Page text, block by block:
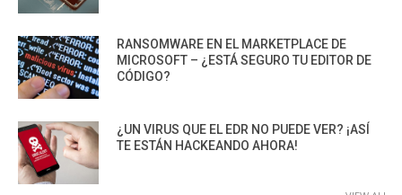
RANSOMWARE EN EL MARKETPLACE DE
MICROSOFT – ¿ESTÁ SEGURO TU EDITOR DE
CÓDIGO?
¿UN VIRUS QUE EL EDR NO PUEDE VER? ¡ASÍ
TE ESTÁN HACKEANDO AHORA!